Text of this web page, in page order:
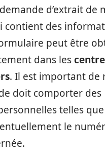
d’extrait de
contient des
peut être
dans les
. Il est important de
doit comporter des
telles
le